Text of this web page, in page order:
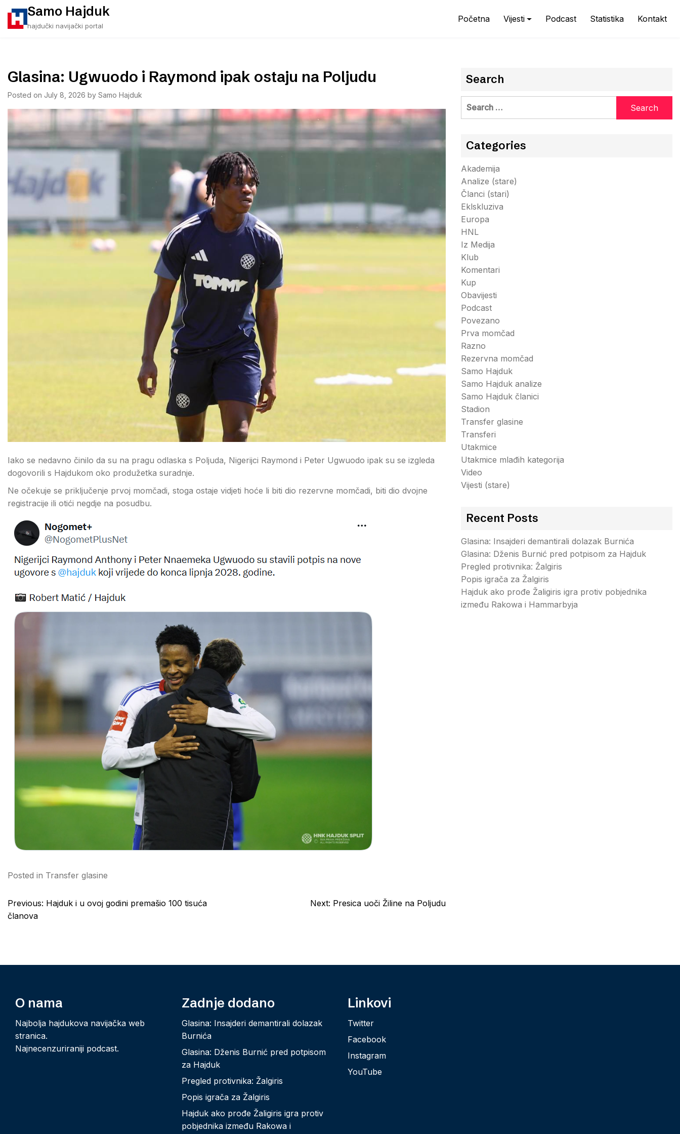
content
Samo Hajduk
hajdučki navijački portal
Početna Vijesti Podcast Statistika Kontakt
Glasina: Ugwuodo i Raymond ipak ostaju na Poljudu
Posted on July 8, 2026 by Samo Hajduk
Iako se nedavno činilo da su na pragu odlaska s Poljuda, Nigerijci Raymond i Peter Ugwuodo ipak su se izgleda
dogovorili s Hajdukom oko produžetka suradnje.
Ne očekuje se priključenje prvoj momčadi, stoga ostaje vidjeti hoće li biti dio rezervne momčadi, biti dio dvojne
registracije ili otići negdje na posudbu.
Posted in Transfer glasine
Post
navigation
Previous: Hajduk i u ovoj godini premašio 100 tisuća
članova
Next: Presica uoči Žiline na Poljudu
Search
Search
Categories
Akademija
Analize (stare)
Članci (stari)
Eklskluziva
Europa
HNL
Iz Medija
Klub
Komentari
Kup
Obavijesti
Podcast
Povezano
Prva momčad
Razno
Rezervna momčad
Samo Hajduk
Samo Hajduk analize
Samo Hajduk članici
Stadion
Transfer glasine
Transferi
Utakmice
Utakmice mlađih kategorija
Video
Vijesti (stare)
Recent Posts
Glasina: Insajderi demantirali dolazak Burnića
Glasina: Dženis Burnić pred potpisom za Hajduk
Pregled protivnika: Žalgiris
Popis igrača za Žalgiris
Hajduk ako prođe Žaligiris igra protiv pobjednika
između Rakowa i Hammarbyja
O nama
Najbolja hajdukova navijačka web
stranica.
Najnecenzuriraniji podcast.
Zadnje dodano
Glasina: Insajderi demantirali dolazak
Burnića
Glasina: Dženis Burnić pred potpisom
za Hajduk
Pregled protivnika: Žalgiris
Popis igrača za Žalgiris
Hajduk ako prođe Žaligiris igra protiv
pobjednika između Rakowa i
Linkovi
Twitter
Facebook
Instagram
YouTube